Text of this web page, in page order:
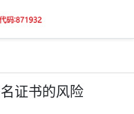
证书的风险